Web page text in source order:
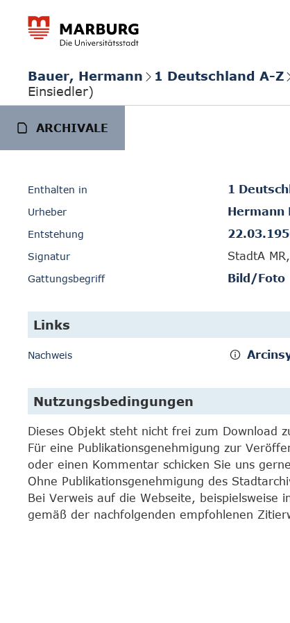
Bauer, Hermann 1 Deutschland A-Z
Einsiedler)
ARCHIVALE
Enthalten in 1
Urheber Hermann
Entstehung
Signatur StadtA
Gattungsbegriff Bild/Foto
Links
Nachweis
Nutzungsbedingungen
Dieses Objekt steht nicht frei zum Download
Für eine Publikationsgenehmigung zur
oder einen Kommentar schicken Sie uns
Ohne Publikationsgenehmigung des
Bei Verweis auf die Webseite, beispielsweise
gemäß der nachfolgenden empfohlenen